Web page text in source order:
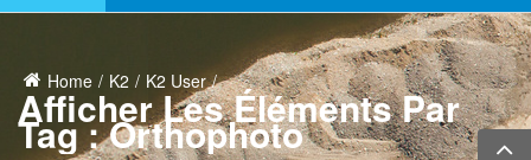
Home K2 K2 User
Afficher Les Éléments Par
Tag : Orthophoto